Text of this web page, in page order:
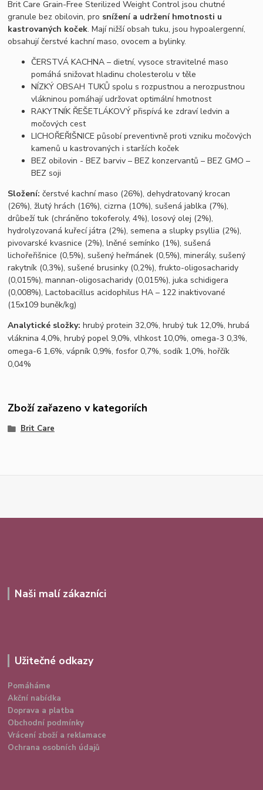
Brit Care Grain-Free Sterilized Weight Control jsou chutné
granule bez obilovin, pro snížení a udržení hmotnosti u
kastrovaných koček. Mají nižší obsah tuku, jsou hypoalergenní,
obsahují čerstvé kachní maso, ovocem a bylinky.
ČERSTVÁ KACHNA – dietní, vysoce stravitelné maso
pomáhá snižovat hladinu cholesterolu v těle
NÍZKÝ OBSAH TUKŮ spolu s rozpustnou a nerozpustnou
vlákninou pomáhají udržovat optimální hmotnost
RAKYTNÍK ŘEŠETLÁKOVÝ přispívá ke zdraví ledvin a
močových cest
LICHOŘEŘIŠNICE působí preventivně proti vzniku močových
kamenů u kastrovaných i starších koček
BEZ obilovin - BEZ barviv – BEZ konzervantů – BEZ GMO –
BEZ soji
Složení: čerstvé kachní maso (26%), dehydratovaný krocan
(26%), žlutý hrách (16%), cizrna (10%), sušená jablka (7%),
drůbeží tuk (chráněno tokoferoly, 4%), losový olej (2%),
hydrolyzovaná kuřecí játra (2%), semena a slupky psyllia (2%),
pivovarské kvasnice (2%), lněné semínko (1%), sušená
lichořeřišnice (0,5%), sušený heřmánek (0,5%), minerály, sušený
rakytník (0,3%), sušené brusinky (0,2%), frukto-oligosacharidy
(0,015%), mannan-oligosacharidy (0,015%), juka schidigera
(0,008%), Lactobacillus acidophilus HA – 122 inaktivované
(15x109 buněk/kg)
Analytické složky: hrubý protein 32,0%, hrubý tuk 12,0%, hrubá
vláknina 4,0%, hrubý popel 9,0%, vlhkost 10,0%, omega-3 0,3%,
omega-6 1,6%, vápník 0,9%, fosfor 0,7%, sodík 1,0%, hořčík
0,04%
Zboží zařazeno v kategoriích
Brit Care
Naši malí zákazníci
Užitečné odkazy
Pomáháme
Akční nabídka
Doprava a platba
Obchodní podmínky
Vrácení zboží a reklamace
Ochrana osobních údajů